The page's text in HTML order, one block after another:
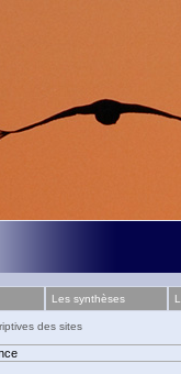
Les synthèses
des sites